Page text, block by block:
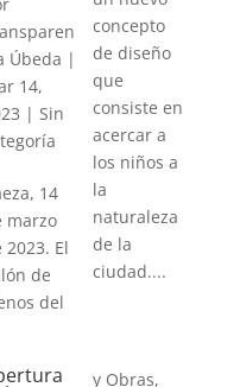
Úbeda |
14,
| Sin
14
marzo
2023. El
de
del
concepto
de diseño
que
consiste en
acercar a
los niños a
la
naturaleza
de la
ciudad....
y Obras,